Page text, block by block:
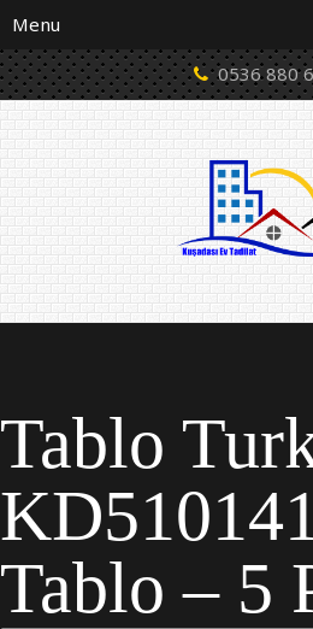
0536 880
Tablo
Tablo – 5